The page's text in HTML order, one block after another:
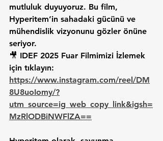
mutluluk duyuyoruz. Bu film,
Hyperitem’in sahadaki gücünü ve
mühendislik vizyonunu gözler önüne
seriyor.
🎥 IDEF 2025 Fuar Filmimizi İzlemek
için tıklayın:
https://www.instagram.com/reel/DM
8U8uoIomy/?
utm_source=ig_web_copy_link&igsh=
MzRlODBiNWFlZA==